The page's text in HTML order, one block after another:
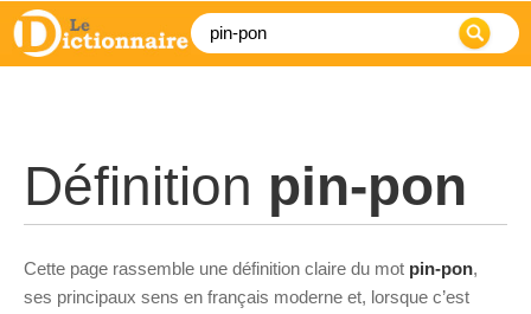
Définition pin-pon
Cette page rassemble une définition claire du mot pin-pon,
ses principaux sens en français moderne et, lorsque c’est